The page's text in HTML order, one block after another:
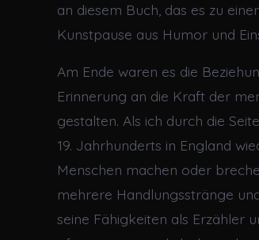
an diesem Buch, das es zu
Kunstpause aus Humor und
Am Ende waren es die
Erinnerung an die Kraft der
gestalten. Als ich durch die
19. Jahrhunderts in England
Menschen machen oder
mehrere Handlungsstränge
seine Fähigkeiten als Erzähler